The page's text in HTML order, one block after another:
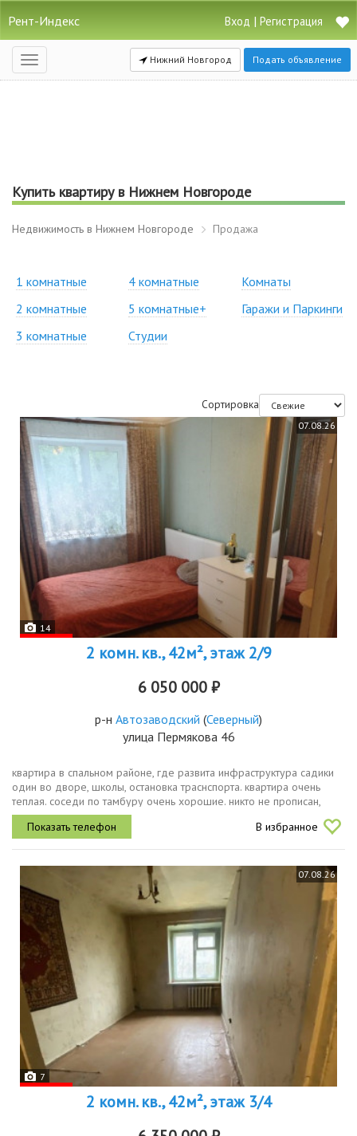
Рент-Индекс Вход | Регистрация
Открыть
навигацию
Нижний Новгород Подать объявление
Купить квартиру в Нижнем Новгороде
Недвижимость в Нижнем Новгороде Продажа
1 комнатные
2 комнатные
3 комнатные
4 комнатные
5 комнатные+
Студии
Комнаты
Гаражи и Паркинги
Сортировка
07.08.26
14
2 комн. кв., 42м², этаж 2/9
6 050 000 ₽
р-н Автозаводский (Северный)
улица Пермякова 46
квартира в спальном районе, где развита инфраструктура садики
один во дворе, школы, остановка траснспорта. квартира очень
теплая. соседи по тамбуру очень хорошие. никто не прописан,
чистая продажа.
В избранное
07.08.26
7
2 комн. кв., 42м², этаж 3/4